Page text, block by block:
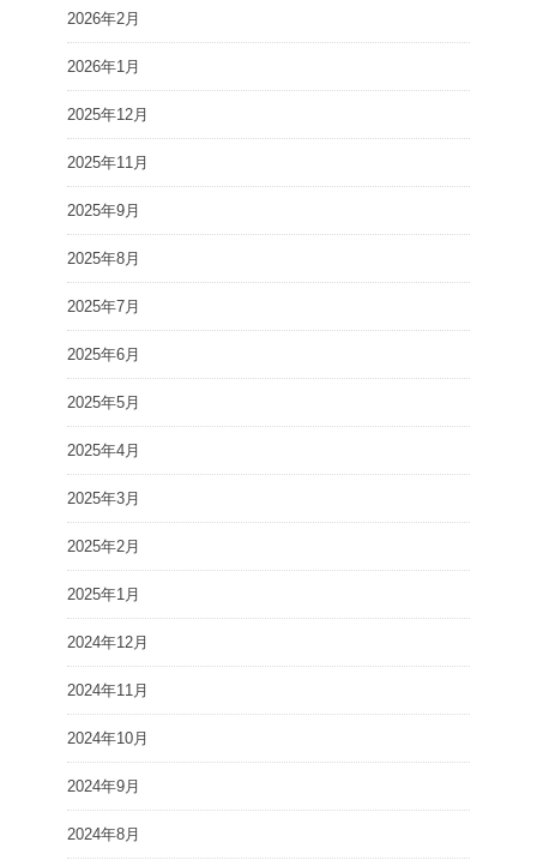
2026年2月
2026年1月
2025年12月
2025年11月
2025年9月
2025年8月
2025年7月
2025年6月
2025年5月
2025年4月
2025年3月
2025年2月
2025年1月
2024年12月
2024年11月
2024年10月
2024年9月
2024年8月